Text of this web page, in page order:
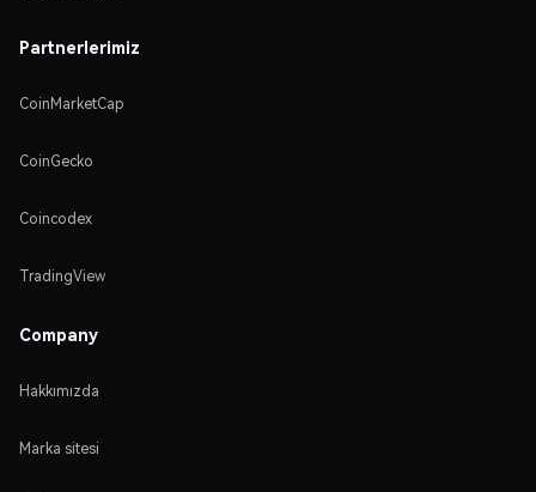
Partnerlerimiz
CoinMarketCap
CoinGecko
Coincodex
TradingView
Company
Hakkımızda
Marka sitesi